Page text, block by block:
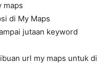
maps
di My Maps
jutaan keyword
url my maps untuk di